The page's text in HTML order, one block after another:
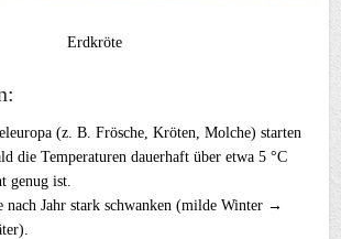
Erdkröte
(z. B. Frösche, Kröten, Molche) starten
die Temperaturen dauerhaft über etwa 5 °C
genug ist.
nach Jahr stark schwanken (milde Winter →